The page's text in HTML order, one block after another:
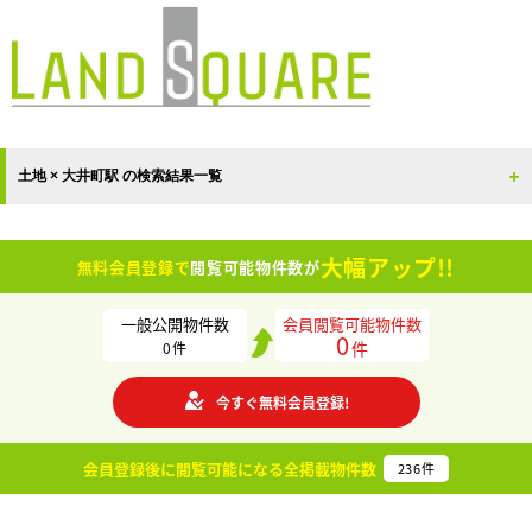
土地 × 大井町駅 の検索結果一覧
無料会員登録で閲覧可能物件数が大幅アップ!!
一般公開物件数
0件
会員閲覧可能物件数
0件
今すぐ無料会員登録!
会員登録後に閲覧可能になる全掲載物件数 236件